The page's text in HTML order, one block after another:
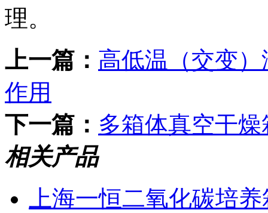
理。
上一篇： 高低温（交变
作用
下一篇： 多箱体真空干
相关产品
上海一恒二氧化碳培